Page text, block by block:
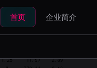
首页 企业简介